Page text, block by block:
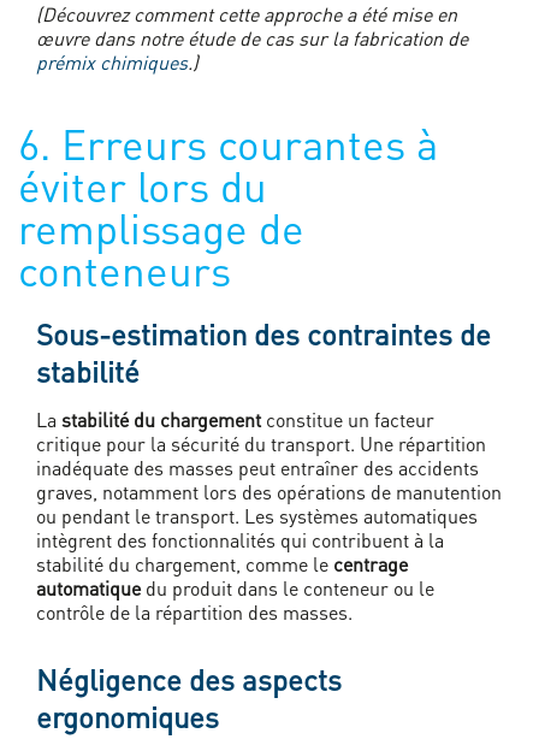
(Découvrez comment cette approche a été mise en
œuvre dans notre étude de cas sur la fabrication de
prémix chimiques.)
6. Erreurs courantes à
éviter lors du
remplissage de
conteneurs
Sous-estimation des contraintes de
stabilité
La stabilité du chargementconstitue un facteur
critique pour la sécurité du transport. Une répartition
inadéquate des masses peut entraîner des accidents
graves, notamment lors des opérations de manutention
ou pendant le transport. Les systèmes automatiques
intègrent des fonctionnalités qui contribuent à la
stabilité du chargement, comme le centrage
automatiquedu produit dans le conteneur ou le
contrôle de la répartition des masses.
Négligence des aspects
ergonomiques